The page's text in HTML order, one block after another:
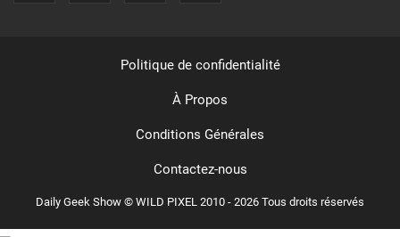
Daily Geek Show © WILD PIXEL 2010 - 2026 Tous droits réservés
Politique de confidentialité
À Propos
Conditions Générales
Contactez-nous